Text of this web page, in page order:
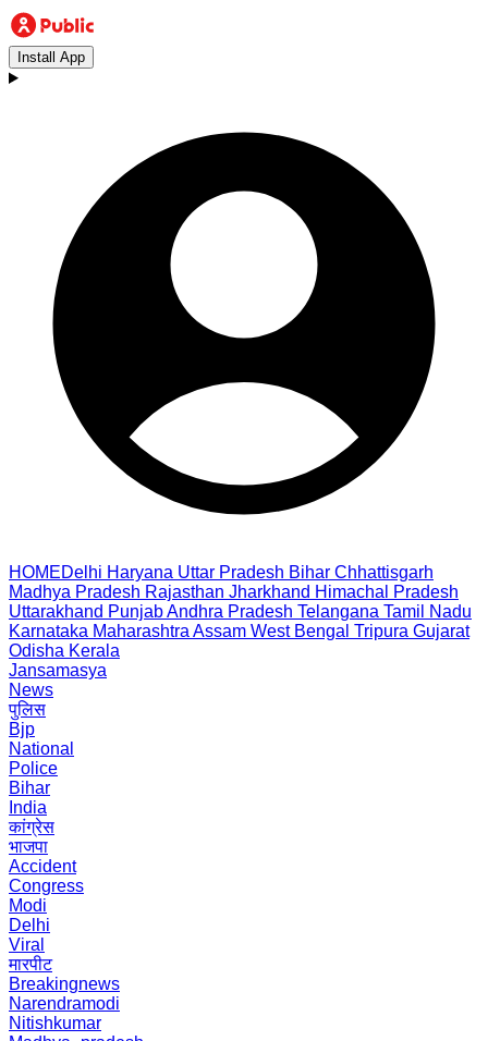
Install App
HOMEDelhi Haryana Uttar Pradesh Bihar Chhattisgarh
Madhya Pradesh Rajasthan Jharkhand Himachal Pradesh
Uttarakhand PunjabAndhra Pradesh Telangana Tamil Nadu
Karnataka Maharashtra Assam West Bengal Tripura Gujarat
Odisha Kerala
Jansamasya
News
पुलिस
Bjp
National
Police
Bihar
India
कांग्रेस
भाजपा
Accident
Congress
Modi
Delhi
Viral
मारपीट
Breakingnews
Narendramodi
Nitishkumar